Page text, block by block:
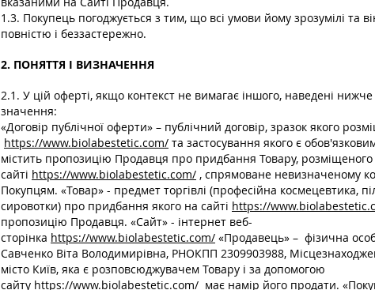
1.3. Покупець погоджується з тим, що всі умови йому зрозумілі та
повністю і беззастережно.
2. ПОНЯТТЯ І ВИЗНАЧЕННЯ
2.1. У цій оферті, якщо контекст не вимагає іншого, наведені
значення:
«Договір публічної оферти» – публічний договір, зразок якого
https://www.biolabestetic.com/ та застосування якого є
містить пропозицію Продавця про придбання Товару, розміщеного
сайті https://www.biolabestetic.com/ , спрямоване невизначеному
Покупцям. «Товар» - предмет торгівлі (професійна космецевтика,
сировотки) про придбання якого на сайті https://
пропозицію Продавця. «Сайт» - інтернет веб-
сторінка https://www.biolabestetic.com/ «Продавець» – фізична
Савченко Віта Володимирівна, РНОКПП 2309903988,
місто Київ, яка є розповсюджувачем Товару і за допомогою
сайту https://www.biolabestetic.com/ має намір його продати.